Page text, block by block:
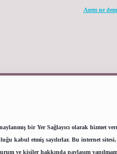
Azem ne
bir Yer Sağlayıcı olarak hizmet
kabul etmiş sayılırlar. Bu internet
ve kişiler hakkında paylaşım